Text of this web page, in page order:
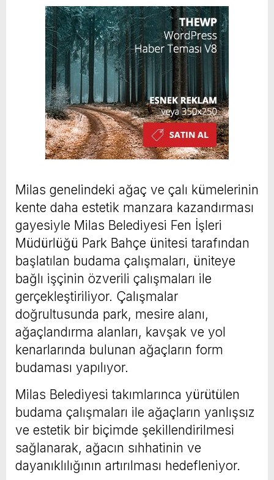
Milas genelindeki ağaç ve çalı kümelerinin
kente daha estetik manzara kazandırması
gayesiyle Milas Belediyesi Fen İşleri
Müdürlüğü Park Bahçe ünitesi tarafından
başlatılan budama çalışmaları, üniteye
bağlı işçinin özverili çalışmaları ile
gerçekleştiriliyor. Çalışmalar
doğrultusunda park, mesire alanı,
ağaçlandırma alanları, kavşak ve yol
kenarlarında bulunan ağaçların form
budaması yapılıyor.
Milas Belediyesi takımlarınca yürütülen
budama çalışmaları ile ağaçların yanlışsız
ve estetik bir biçimde şekillendirilmesi
sağlanarak, ağacın sıhhatinin ve
dayanıklılığının artırılması hedefleniyor.